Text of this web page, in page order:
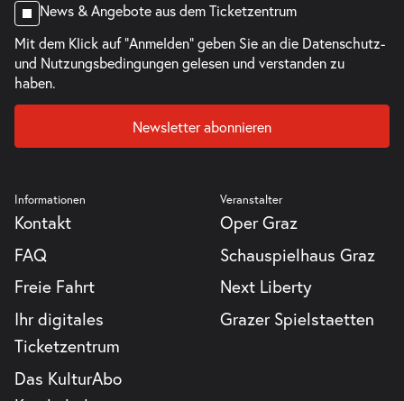
News & Angebote aus dem Ticketzentrum
Mit dem Klick auf "Anmelden" geben Sie an die Datenschutz-
und Nutzungsbedingungengelesen und verstanden zu
haben.
Newsletter abonnieren
Informationen
Kontakt
FAQ
Freie Fahrt
Ihr digitales
Ticketzentrum
Das KulturAbo
Veranstalter
Oper Graz
Schauspielhaus Graz
Next Liberty
Grazer Spielstaetten